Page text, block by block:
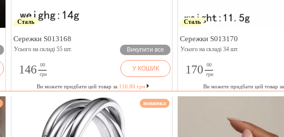
Сталь
Сережки S013168
Усього на складі 55 шт. Викупити все
146
00
грн
У КОШИК
Ви можете придбати цей товар за 116.80 грн
Сталь
Сережки S013170
Усього на складі 34 шт.
170
00
грн
Ви можете придбати цей товар за
новинка